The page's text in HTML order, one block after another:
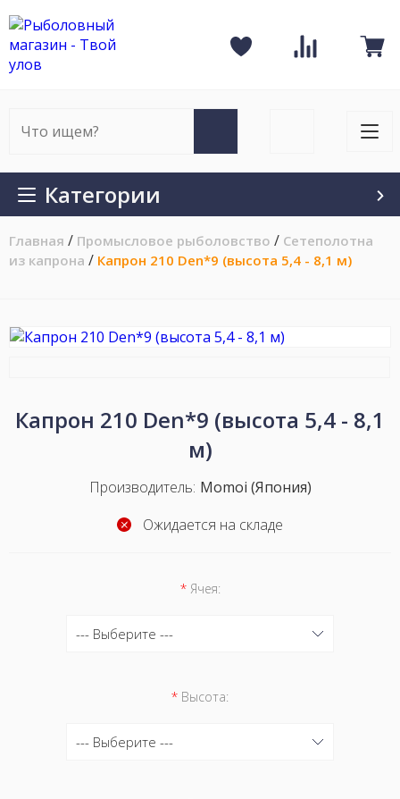
ИзбранноеСравнение
товаров
на
на
Категории
Главная / Промысловое рыболовство / Сетеполотна
из капрона / Капрон 210 Den*9 (высота 5,4 - 8,1 м)
Капрон 210 Den*9 (высота 5,4 - 8,1
м)
Производитель: Momoi (Япония)
Ожидается на складе
*Ячея:
--- Выберите ---
* Высота:
--- Выберите ---